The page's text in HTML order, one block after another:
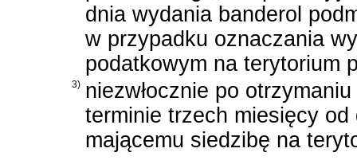
dnia wydania banderol
w przypadku oznaczania
podatkowym na terytorium
3) niezwłocznie po
terminie trzech miesięcy
mającemu siedzibę na